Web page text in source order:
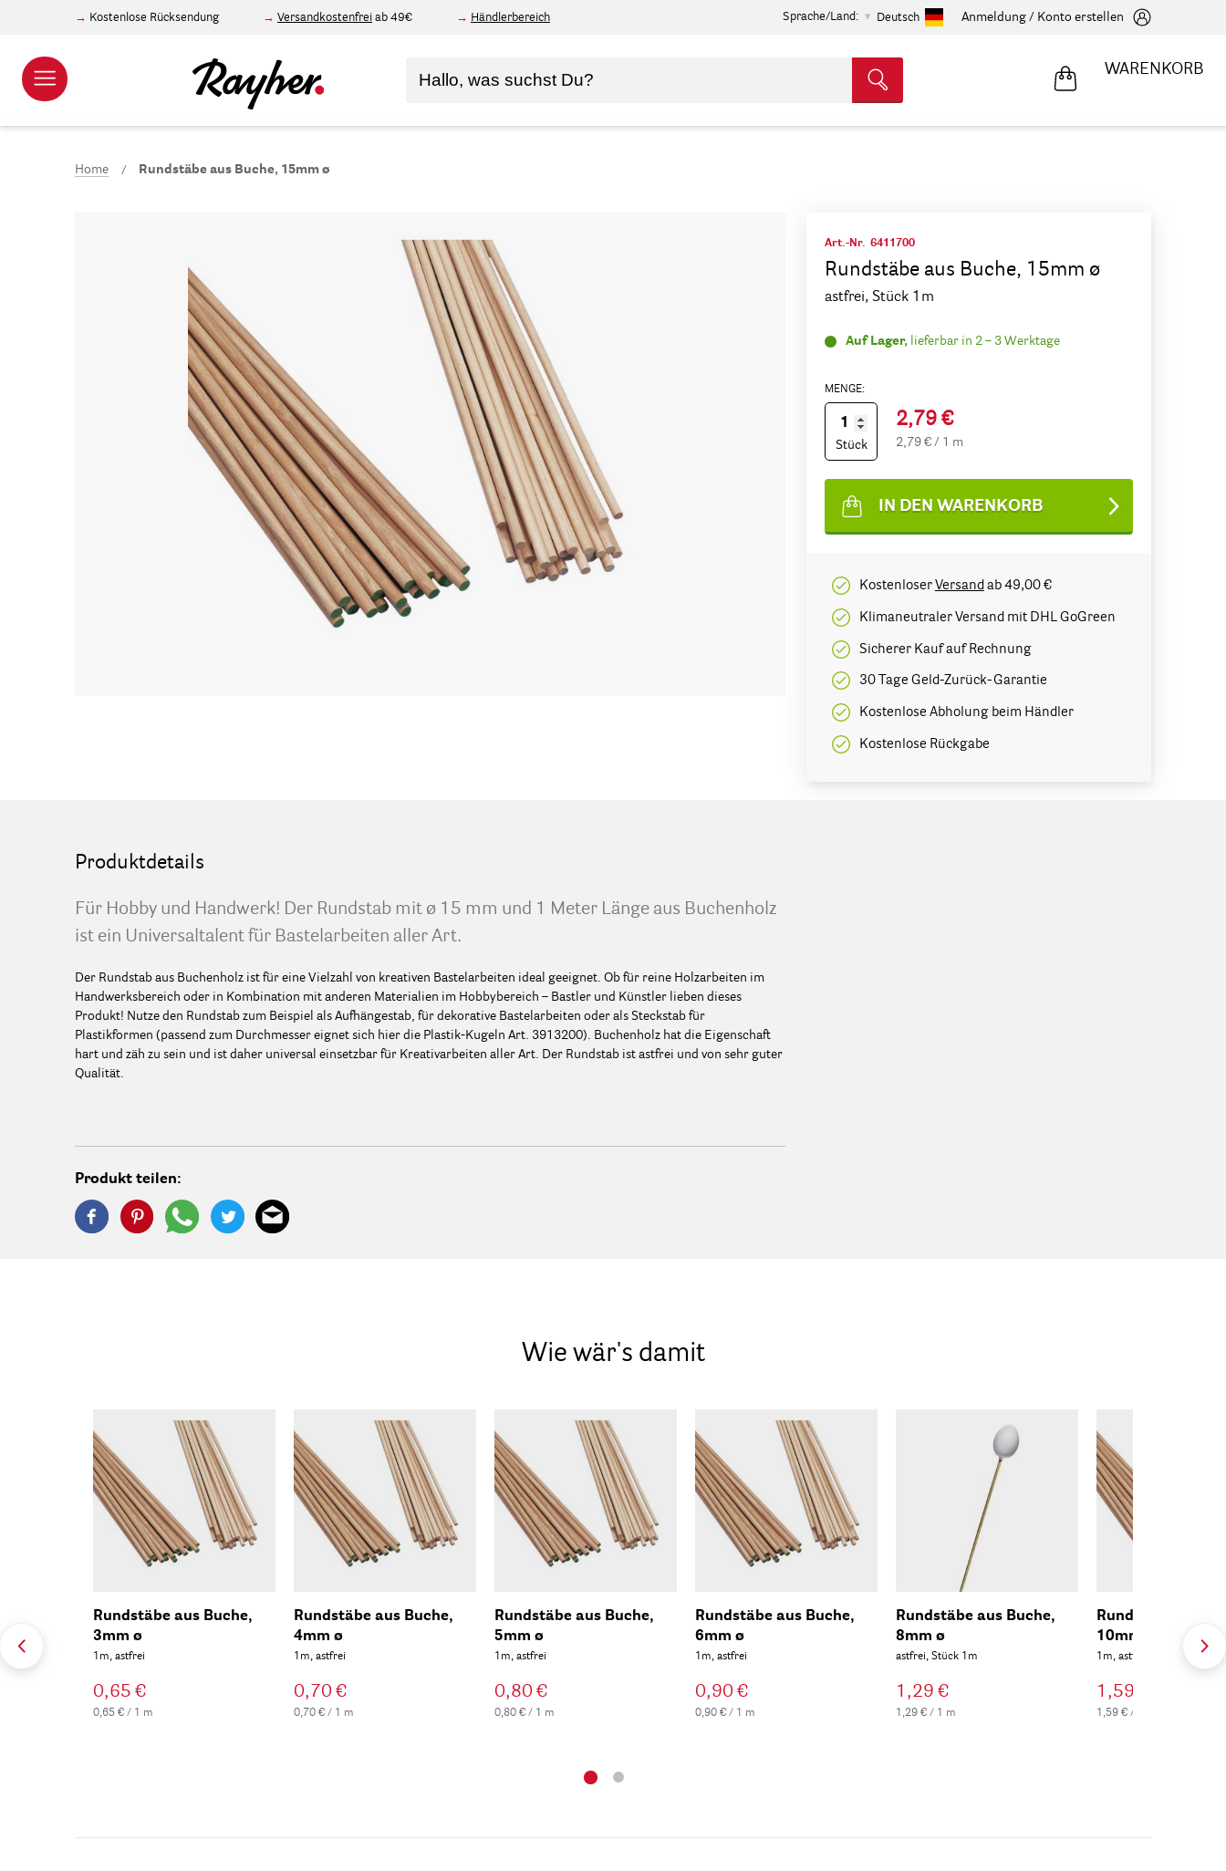
Kostenlose Rücksendung Versandkostenfrei ab 49€ Händlerbereich Sprache/Land: Deutsch Anmeldung / Konto erstellen
WARENKORB
Home Rundstäbe aus Buche, 15mm ø
Art.-Nr. 6411700
Rundstäbe aus Buche, 15mm ø
astfrei, Stück 1m
Auf Lager, lieferbar in 2 – 3 Werktage
IN DEN WARENKORB
MENGE:
Stück
2,79 €
2,79 € / 1 m
KostenloserVersand ab 49,00 €
Klimaneutraler Versand mit DHL GoGreen
Sicherer Kauf auf Rechnung
30 Tage Geld-Zurück-Garantie
Kostenlose Abholung beim Händler
Kostenlose Rückgabe
Produktdetails
Für Hobby und Handwerk! Der Rundstab mit ø 15 mm und 1 Meter Länge aus Buchenholz
ist ein Universaltalent für Bastelarbeiten aller Art.
Der Rundstab aus Buchenholz ist für eine Vielzahl von kreativen Bastelarbeiten ideal geeignet. Ob für reine Holzarbeiten im
Handwerksbereich oder in Kombination mit anderen Materialien im Hobbybereich – Bastler und Künstler lieben dieses
Produkt! Nutze den Rundstab zum Beispiel als Aufhängestab, für dekorative Bastelarbeiten oder als Steckstab für
Plastikformen (passend zum Durchmesser eignet sich hier die Plastik-Kugeln Art. 3913200). Buchenholz hat die Eigenschaft
hart und zäh zu sein und ist daher universal einsetzbar für Kreativarbeiten aller Art. Der Rundstab ist astfrei und von sehr guter
Qualität.
Produkt teilen:
Wie wär's damit
Rundstäbe aus Buche,
3mm ø
1m, astfrei
0,65 €
0,65 € / 1 m
Rundstäbe aus Buche,
4mm ø
1m, astfrei
0,70 €
0,70 € / 1 m
Rundstäbe aus Buche,
5mm ø
1m, astfrei
0,80 €
0,80 € / 1 m
Rundstäbe aus Buche,
6mm ø
1m, astfrei
0,90 €
0,90 € / 1 m
Rundstäbe aus Buche,
8mm ø
astfrei, Stück 1m
1,29 €
1,29 € / 1 m
Rundstäbe aus
10mm ø
1m, astfrei
1,59 €
1,59 € / 1 m